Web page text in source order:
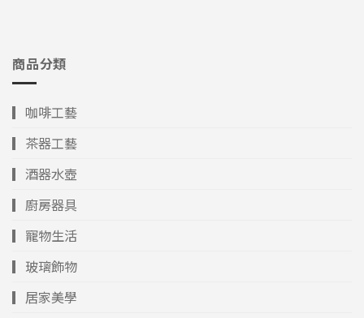
商品分類
▎咖啡工藝
▎茶器工藝
▎酒器水壺
▎廚房器具
▎寵物生活
▎玻璃飾物
▎居家美學